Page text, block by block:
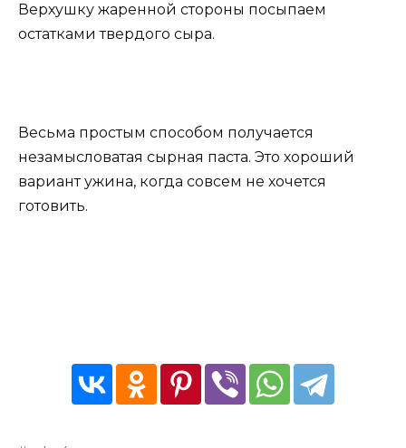
Верхушку жаренной стороны посыпаем
остатками твердого сыра.
Весьма простым способом получается
незамысловатая сырная паста. Это хороший
вариант ужина, когда совсем не хочется
готовить.